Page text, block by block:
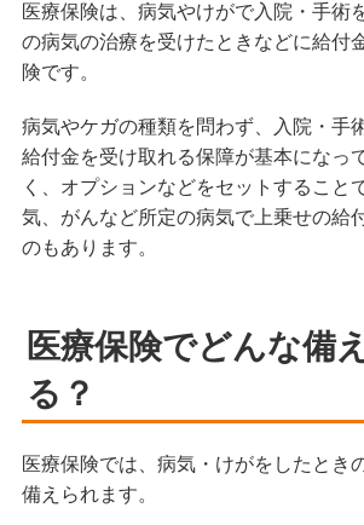
医療保険は、病気やけがで入院・手術
の病気の治療を受けたときなどに給付
険です。
病気やケガの種類を問わず、入院・手
給付金を受け取れる保障が基本になっ
く、オプションなどをセットすること
気、がんなど所定の病気で上乗せの給
のもあります。
医療保険でどんな備
る？
医療保険では、病気・けがをしたとき
備えられます。